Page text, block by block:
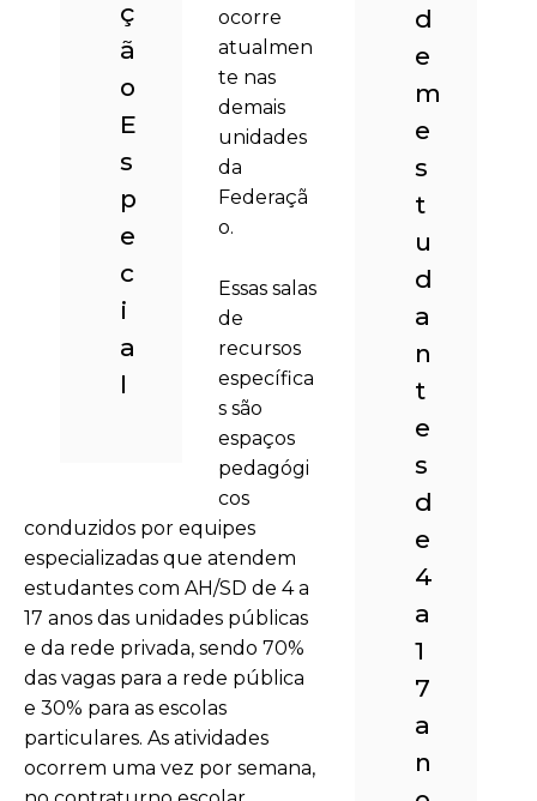
ç
ã
o
E
s
p
e
c
i
a
l
d
e
m
e
s
t
u
d
a
n
t
e
s
d
e
4
a
1
7
a
n
ocorre
atualmen
te nas
demais
unidades
da
Federaçã
o.
Essas salas
de
recursos
específica
s são
espaços
pedagógi
cos
conduzidos por equipes
especializadas que atendem
estudantes com AH/SD de 4 a
17 anos das unidades públicas
e da rede privada, sendo 70%
das vagas para a rede pública
e 30% para as escolas
particulares. As atividades
ocorrem uma vez por semana,